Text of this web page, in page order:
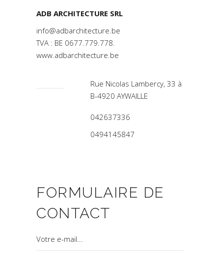
ADB ARCHITECTURE SRL
info@adbarchitecture.be
TVA : BE 0677.779.778.
www.adbarchitecture.be
Rue Nicolas Lambercy, 33 à
B-4920 AYWAILLE
042637336
0494145847
FORMULAIRE DE
CONTACT